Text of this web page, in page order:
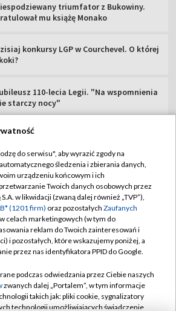
triumfator z Bukowiny.
mu książę Monako
konkursy LGP w Courchevel. O której
110-lecia Legii. "Na wspomnienia
starczy nocy"
TVP
Abonament TVP
Sklep TVP
Biuro Reklamy
Oferta Handlowa
Emisja w TVP
Rada Programowa
Regulamin TVP
Polityka prywatności
Moje zgody
Biuro reklamy
Kanały
do serwisu", aby wyrazić zgody na
śledzenia i zbierania danych,
urządzeniu końcowym i ich
Twoich danych osobowych przez
w likwidacji (zwaną dalej również „TVP”),
(1201 firm) oraz pozostałych Zaufanych
celach marketingowych (w tym do
reklam do Twoich zainteresowań i
i pozostałych, które wskazujemy poniżej, a
przez nas identyfikatora PPID do Google.
podczas odwiedzania przez Ciebie naszych
zwanych dalej „Portalem”, w tym informacje
takich jak: pliki cookie, sygnalizatory
technologii umożliwiających świadczenie